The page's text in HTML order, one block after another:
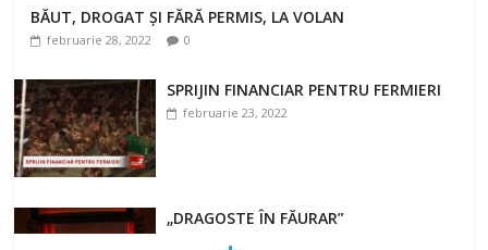
BĂUT, DROGAT ȘI FĂRĂ PERMIS, LA VOLAN
februarie 28, 2022 0
SPRIJIN FINANCIAR PENTRU FERMIERI
februarie 23, 2022
„DRAGOSTE ÎN FĂURAR”